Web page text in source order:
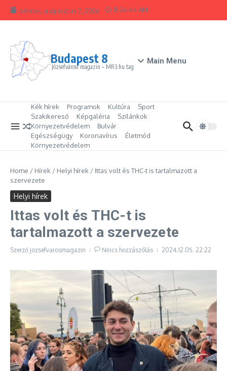
Ugrás a tartalomhoz
péntek, augusztus 7, 2026 8:26:45 AM
Budapest 8
Józsefvárosi magazin – MR3.hu tag
Main Menu
Kék hírek Programok Kultúra
Sport
Szakikereső
Képgaléria
Szilánkok
Környezetvédelem
Bulvár
Egészségügy
Koronavírus
Életmód
Környezetvédelem
Home / Hírek / Helyi hírek / Ittas volt és THC-t is tartalmazott a
szervezete
Helyi hírek
Ittas volt és THC-t is
tartalmazott a szervezete
Szerző jozsefvarosmagazin Nincs hozzászólás 2024.12.05. 22:22